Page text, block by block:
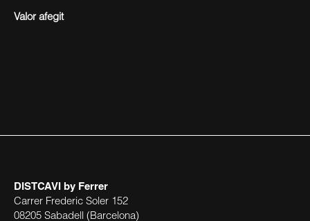
Valor afegit
DISTCAVI by Ferrer
Carrer Frederic Soler 152
08205 Sabadell (Barcelona)